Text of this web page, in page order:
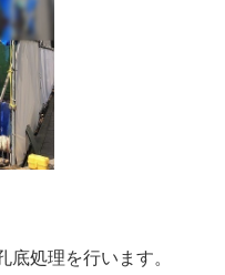
底処理を行います。